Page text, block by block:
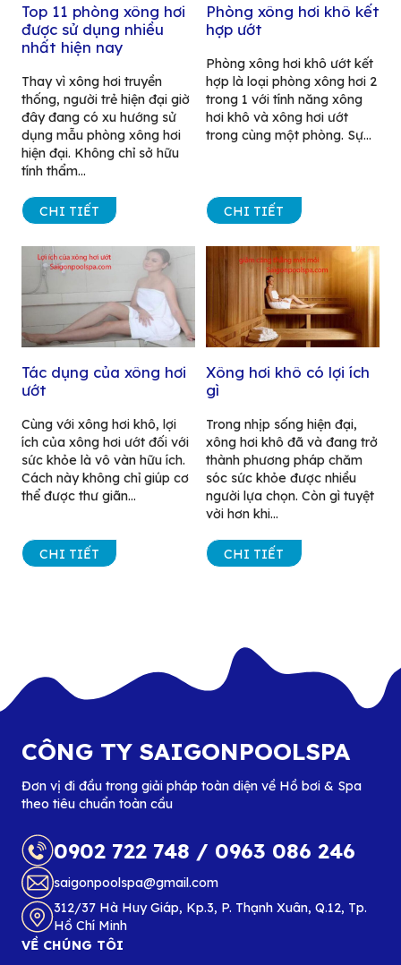
Top 11 phòng xông hơi
được sử dụng nhiều
nhất hiện nay
Thay vì xông hơi truyền
thống, người trẻ hiện đại giờ
đây đang có xu hướng sử
dụng mẫu phòng xông hơi
hiện đại. Không chỉ sở hữu
tính thẩm...
CHI TIẾT
Phòng xông hơi khô kết
hợp ướt
Phòng xông hơi khô ướt kết
hợp là loại phòng xông hơi 2
trong 1 với tính năng xông
hơi khô và xông hơi ướt
trong cùng một phòng. Sự...
CHI TIẾT
Tác dụng của xông hơi
ướt
Cùng với xông hơi khô, lợi
ích của xông hơi ướt đối với
sức khỏe là vô vàn hữu ích.
Cách này không chỉ giúp cơ
thể được thư giãn...
CHI TIẾT
Xông hơi khô có lợi ích
gì
Trong nhịp sống hiện đại,
xông hơi khô đã và đang trở
thành phương pháp chăm
sóc sức khỏe được nhiều
người lựa chọn. Còn gì tuyệt
vời hơn khi...
CHI TIẾT
CÔNG TY SAIGONPOOLSPA
Đơn vị đi đầu trong giải pháp toàn diện về Hồ bơi & Spa
theo tiêu chuẩn toàn cầu
0902 722 748 / 0963 086 246
saigonpoolspa@gmail.com
312/37 Hà Huy Giáp, Kp.3, P. Thạnh Xuân, Q.12, Tp.
Hồ Chí Minh
VỀ CHÚNG TÔI